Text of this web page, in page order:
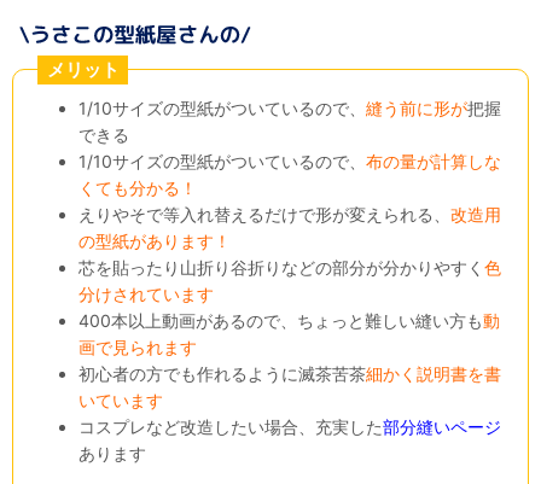
メリット
1/10サイズの型紙がついているので、縫う前に形が把握
できる
1/10サイズの型紙がついているので、布の量が計算しな
くても分かる！
えりやそで等入れ替えるだけで形が変えられる、改造用
の型紙があります！
芯を貼ったり山折り谷折りなどの部分が分かりやすく色
分けされています
400本以上動画があるので、ちょっと難しい縫い方も動
画で見られます
初心者の方でも作れるように滅茶苦茶細かく説明書を書
いています
コスプレなど改造したい場合、充実した部分縫いページ
あります